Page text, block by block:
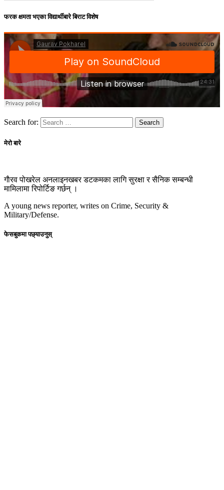
फरक क्षमता भएका विद्यार्थीबारे बिराट विशेष
Search for:
मेरो बारे
गाैरव पोखरेल अनलाइनखबर डटकमका लागि सुरक्षा र सैनिक सम्बन्धी
मामिलामा रिपोर्टिङ गर्छन् ।
A young news reporter, writes on Crime, Security &
Military/Defense.
फेसबुकमा पछ्याउनुस्